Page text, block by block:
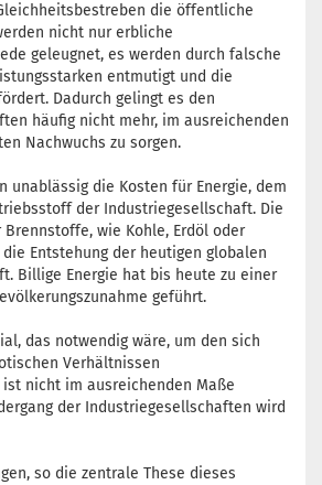
die öffentliche
nicht nur erbliche
geleugnet, es werden durch falsche
entmutigt und die
Dadurch gelingt es den
häufig nicht mehr, im ausreichenden
Nachwuchs zu sorgen.
unablässig die Kosten für Energie, dem
der Industriegesellschaft. Die
wie Kohle, Erdöl oder
Entstehung der heutigen globalen
Billige Energie hat bis heute zu einer
geführt.
das notwendig wäre, um den sich
Verhältnissen
nicht im ausreichenden Maße
der Industriegesellschaften wird
so die zentrale These dieses